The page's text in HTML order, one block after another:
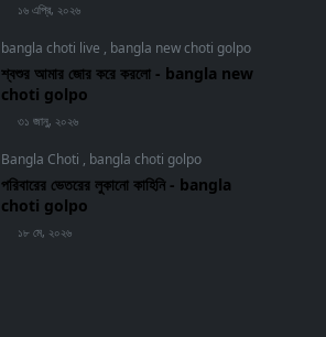
১৬ এপ্রি, ২০২৬
bangla choti live , bangla new choti golpo
শ্বশুর আমার জোর করে করলো - bangla new
choti golpo
৩১ জানু, ২০২৬
Bangla Choti , bangla choti golpo
পরিবারের ভেতরের লুকানো কাহিনি - bangla
choti golpo
১৮ মে, ২০২৬